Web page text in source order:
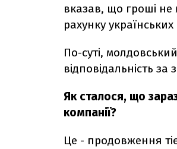
вказав, що гроші не
рахунку українських
По-суті,
відповідальність
Як сталося, що
компанії?
Це - продовження